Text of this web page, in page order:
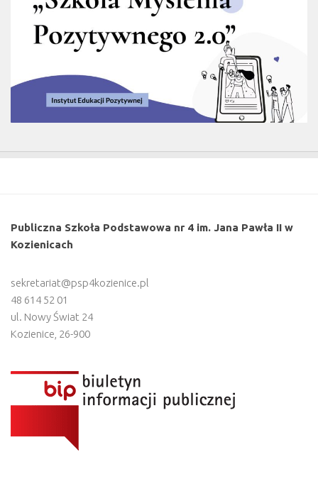
Publiczna Szkoła Podstawowa nr 4 im. Jana Pawła II w
Kozienicach
sekretariat@psp4kozienice.pl
48 614 52 01
ul. Nowy Świat 24
Kozienice 26-900